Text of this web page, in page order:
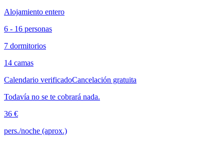
Alojamiento entero
6 - 16 personas
7 dormitorios
14 camas
Calendario verificadoCancelación gratuita
Todavía no se te cobrará nada.
36 €
pers./noche (aprox.)